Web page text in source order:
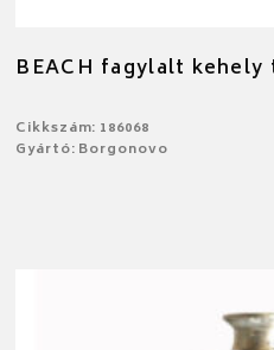
BEACH fagylalt kehely
Cikkszám: 186068
Gyártó: Borgonovo